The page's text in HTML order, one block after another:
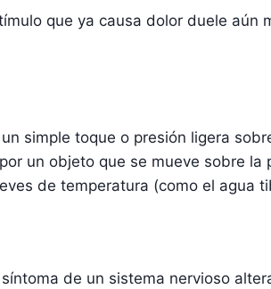
que ya causa dolor duele aún
simple toque o presión ligera
un objeto que se mueve sobre
de temperatura (como el agua
de un sistema nervioso